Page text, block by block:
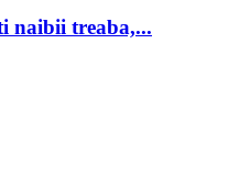
naibii treaba,...